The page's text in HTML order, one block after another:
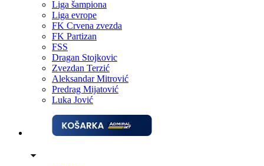
Liga šampiona
Liga evrope
FK Crvena zvezda
FK Partizan
FSS
Dragan Stojkovic
Zvezdan Terzić
Aleksandar Mitrović
Predrag Mijatović
Luka Jović